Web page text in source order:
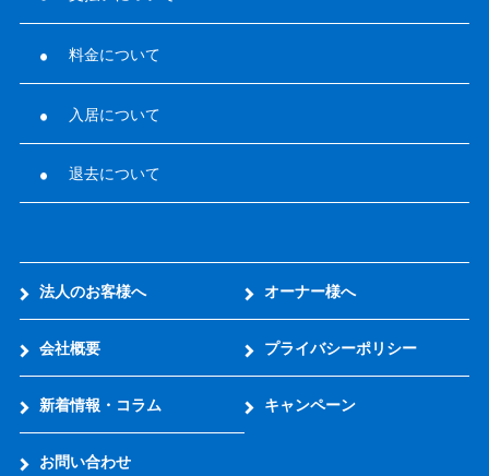
料金について
入居について
退去について
法人のお客様へ オーナー様へ
会社概要 プライバシーポリシー
新着情報・コラム キャンペーン
お問い合わせ